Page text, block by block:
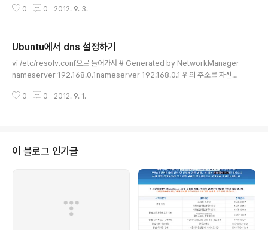
0 0 2012. 9. 3.
Ubuntu에서 dns 설정하기
vi /etc/resolv.conf으로 들어가서 # Generated by NetworkManager
nameserver 192.168.0.1nameserver 192.168.0.1 위의 주소를 자신의
0 0 2012. 9. 1.
이 블로그 인기글